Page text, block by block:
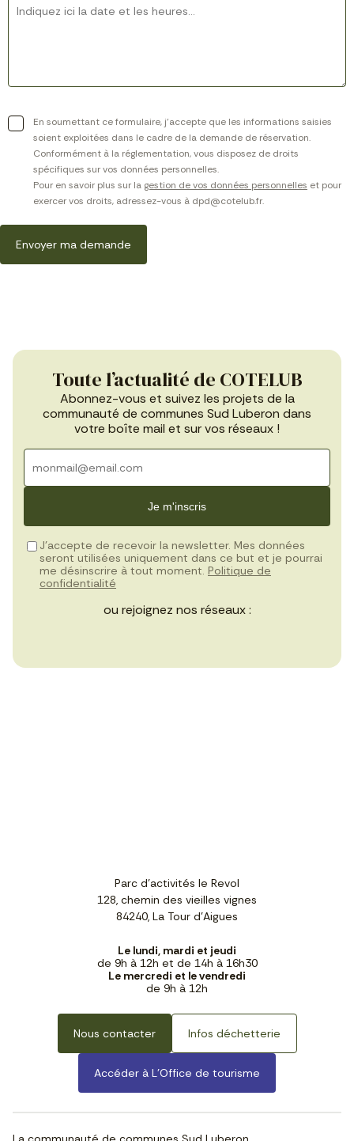
En soumettant ce formulaire, j’accepte que les informations saisies
soient exploitées dans le cadre de la demande de réservation.
Conformément à la réglementation, vous disposez de droits
spécifiques sur vos données personnelles.
Pour en savoir plus sur la gestion de vos données personnelles et pour
exercer vos droits, adressez-vous à dpd@cotelub.fr.
Toute l’actualité de COTELUB
Abonnez-vous et suivez les projets de la
communauté de communes Sud Luberon dans
votre boîte mail et sur vos réseaux !
Je m'inscris
J’accepte de recevoir la newsletter. Mes données
seront utilisées uniquement dans ce but et je pourrai
me désinscrire à tout moment. Politique de
confidentialité
ou rejoignez nos réseaux :
Parc d'activités le Revol
128, chemin des vieilles vignes
84240, La Tour d'Aigues
Le lundi, mardi et jeudi
de 9h à 12h et de 14h à 16h30
Le mercredi et le vendredi
de 9h à 12h
Nous contacter Infos déchetterie
Accéder à L’Office de tourisme